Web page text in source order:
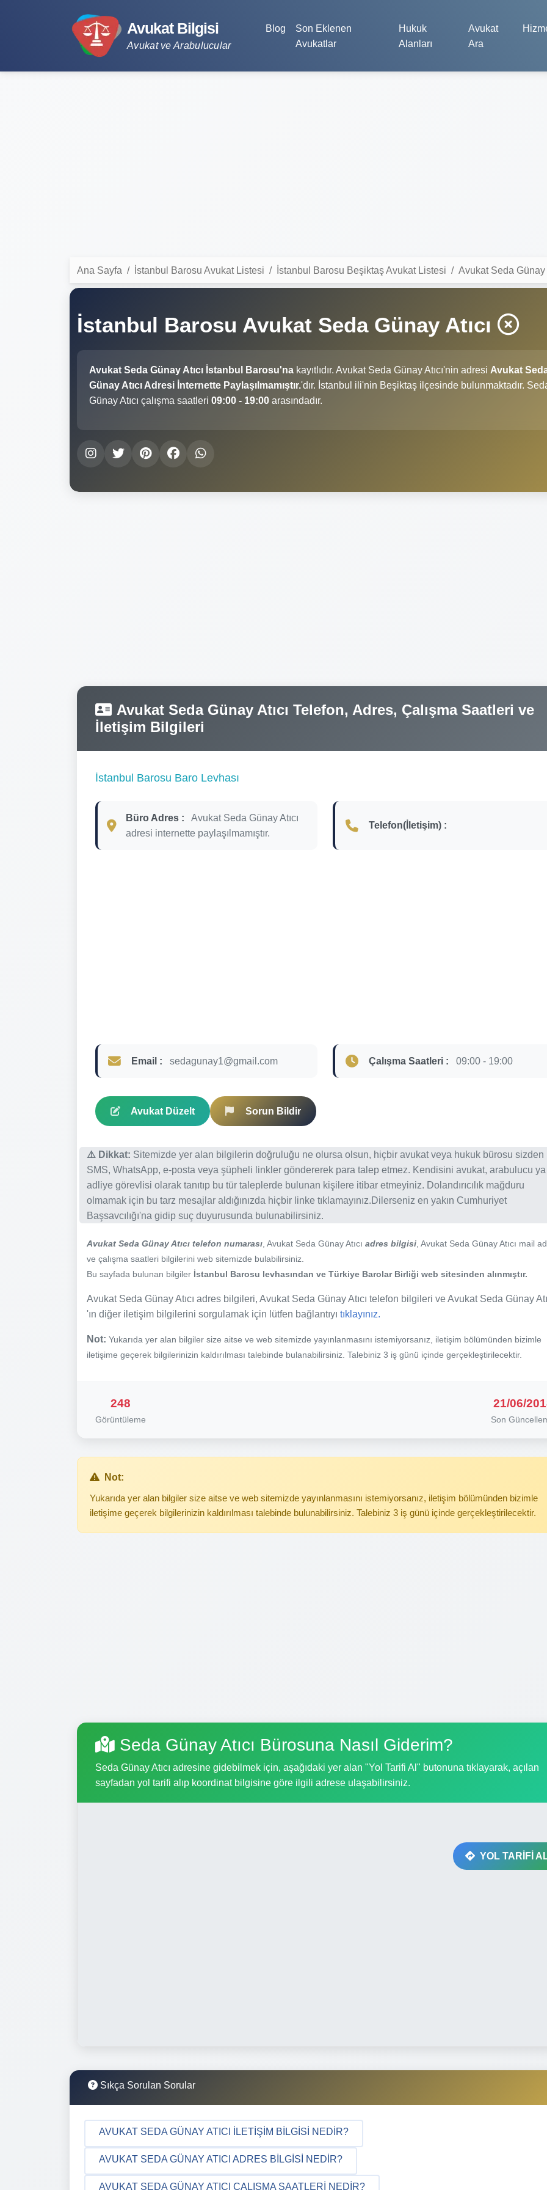
Avukat Bilgisi
Avukat ve Arabulucular
Blog
Son Eklenen
Avukatlar
Hukuk
Alanları
Avukat
Ara
Ana Sayfa İstanbul Barosu Avukat Listesi İstanbul Barosu Beşiktaş Avukat Listesi Avukat Seda Günay
İstanbul Barosu Avukat Seda Günay Atıcı
Avukat Seda Günay Atıcı İstanbul Barosu'na kayıtlıdır. Avukat Seda Günay Atıcı'nin adresi Avukat
Günay Atıcı Adresi İnternette Paylaşılmamıştır.'dır. İstanbul ili'nin Beşiktaş ilçesinde bulunmaktadır.
Günay Atıcı çalışma saatleri 09:00 - 19:00 arasındadır.
Avukat Seda Günay Atıcı Telefon, Adres, Çalışma Saatleri ve
İletişim Bilgileri
İstanbul Barosu Baro Levhası
Büro Adres :
Avukat Seda Günay Atıcı
adresi internette paylaşılmamıştır.
Telefon(İletişim) :
Email : sedagunay1@gmail.com Çalışma Saatleri : 09:00 - 19:00
Avukat Düzelt Sorun Bildir
⚠️ Dikkat: Sitemizde yer alan bilgilerin doğruluğu ne olursa olsun, hiçbir avukat veya hukuk bürosu sizden
SMS, WhatsApp, e-posta veya şüpheli linkler göndererek para talep etmez. Kendisini avukat, arabulucu
adliye görevlisi olarak tanıtıp bu tür taleplerde bulunan kişilere itibar etmeyiniz. Dolandırıcılık mağduru
olmamak için bu tarz mesajlar aldığınızda hiçbir linke tıklamayınız.Dilerseniz en yakın Cumhuriyet
Başsavcılığı'na gidip suç duyurusunda bulunabilirsiniz.
Avukat Seda Günay Atıcı telefon numarası , Avukat Seda Günay Atıcı adres bilgisi , Avukat Seda Günay Atıcı mail
ve çalışma saatleri bilgilerini web sitemizde bulabilirsiniz.
Bu sayfada bulunan bilgiler İstanbul Barosu levhasından ve Türkiye Barolar Birliği web sitesinden alınmıştır.
Avukat Seda Günay Atıcı adres bilgileri, Avukat Seda Günay Atıcı telefon bilgileri ve Avukat Seda Günay
'ın diğer iletişim bilgilerini sorgulamak için lütfen bağlantıyı tıklayınız.
Not: Yukarıda yer alan bilgiler size aitse ve web sitemizde yayınlanmasını istemiyorsanız, iletişim bölümünden bizimle
iletişime geçerek bilgilerinizin kaldırılması talebinde bulanabilirsiniz. Talebiniz 3 iş günü içinde gerçekleştirilecektir.
248
Görüntüleme
21/06/
Son
Not:
Yukarıda yer alan bilgiler size aitse ve web sitemizde yayınlanmasını istemiyorsanız, iletişim bölümünden bizimle
iletişime geçerek bilgilerinizin kaldırılması talebinde bulunabilirsiniz. Talebiniz 3 iş günü içinde gerçekleştirilecektir.
Seda Günay Atıcı Bürosuna Nasıl Giderim?
Seda Günay Atıcı adresine gidebilmek için, aşağıdaki yer alan "Yol Tarifi Al" butonuna tıklayarak, açılan
sayfadan yol tarifi alıp koordinat bilgisine göre ilgili adrese ulaşabilirsiniz.
YOL TARİFİ
Sıkça Sorulan Sorular
AVUKAT SEDA GÜNAY ATICI İLETIŞIM BILGISI NEDIR?
AVUKAT SEDA GÜNAY ATICI ADRES BILGISI NEDIR?
AVUKAT SEDA GÜNAY ATICI ÇALIŞMA SAATLERI NEDIR?